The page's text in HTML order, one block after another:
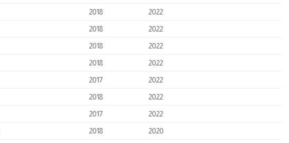
2018
2022
2018
2022
2018
2022
2018
2022
2017
2022
2018
2022
2017
2022
2018
2020